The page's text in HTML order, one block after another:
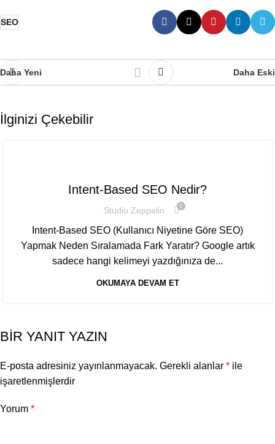
SEO
Daha Yeni Daha Eski
İlginizi Çekebilir
Intent-Based SEO Nedir?
Studio Zeppelin 0
Intent-Based SEO (Kullanıcı Niyetine Göre SEO)
Yapmak Neden Sıralamada Fark Yaratır? Google artık
sadece hangi kelimeyi yazdığınıza de...
OKUMAYA DEVAM ET
BIR YANIT YAZIN
E-posta adresiniz yayınlanmayacak. Gerekli alanlar * ile
işaretlenmişlerdir
Yorum *